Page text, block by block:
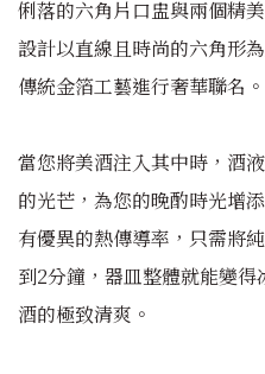
俐落的六角片口盅與兩個精
設計以直線且時尚的六角形
傳統金箔工藝進行奢華聯名。
當您將美酒注入其中時，酒
的光芒，為您的晚酌時光增
有優異的熱傳導率，只需將
到2分鐘，器皿整體就能變
酒的極致清爽。